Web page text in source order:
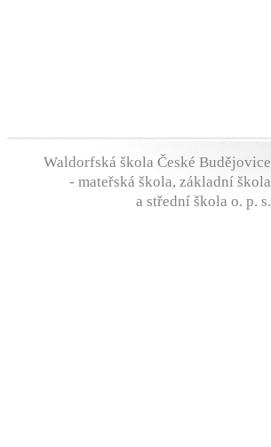
Waldorfská škola České Budějovice
- mateřská škola, základní škola
a střední škola o. p. s.